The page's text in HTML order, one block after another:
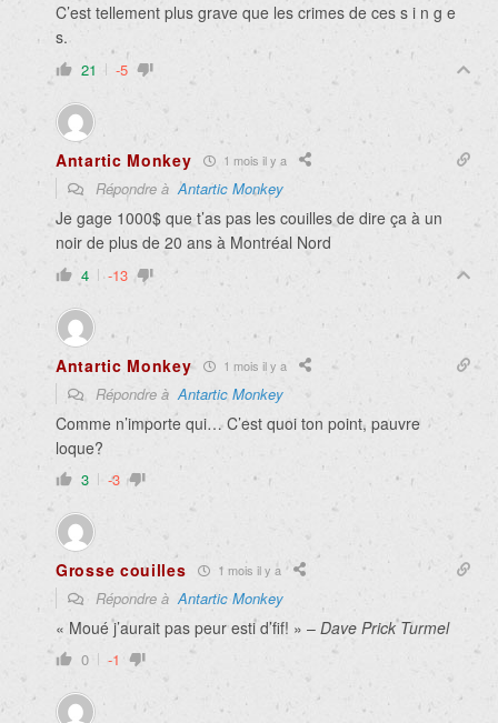
C’est tellement plus grave que les crimes de ces s i n g e
s.
21 -5
Antartic Monkey 1 mois il y a
Répondre àAntartic Monkey
Je gage 1000$ que t’as pas les couilles de dire ça à un
noir de plus de 20 ans à Montréal Nord
4 -13
Antartic Monkey 1 mois il y a
Répondre àAntartic Monkey
Comme n’importe qui… C’est quoi ton point, pauvre
loque?
3 -3
Grosse couilles 1 mois il y a
Répondre àAntartic Monkey
« Moué j’aurait pas peur esti d’fif! » – Dave Prick Turmel
0 -1